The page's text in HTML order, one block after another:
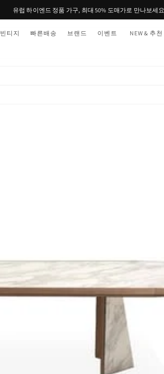
유럽 하이엔드 정품 가구, 최대 50% 도매가로 만나보세요
빈티지 빠른배송 브랜드 이벤트 NEW & 추천